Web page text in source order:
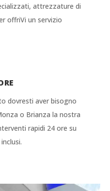
attrezzature di
offriVi un servizio
dovresti aver bisogno
o Brianza la nostra
rapidi 24 ore su